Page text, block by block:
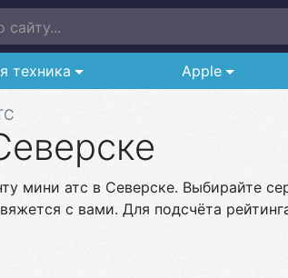
сайту...
техника Apple
мини атс в Северске. Выбирайте
с вами. Для подсчёта